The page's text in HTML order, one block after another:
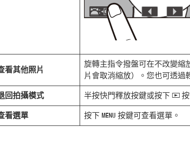
看其他照片
旋轉主指令撥盤可在不改變縮
片會取消縮放）。您也可透過
回拍攝模式 半按快門釋放按鍵或按下 K
看選單 按下 G 按鍵可查看選單。